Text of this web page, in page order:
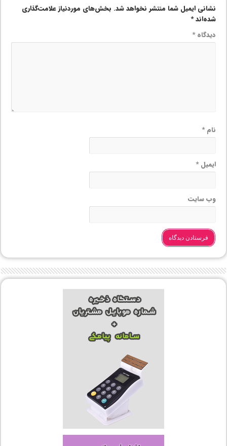
نشانی ایمیل شما منتشر نخواهد شد. بخش‌های موردنیاز علامت‌گذاری
شده‌اند*
دیدگاه*
نام*
ایمیل*
وب‌ سایت